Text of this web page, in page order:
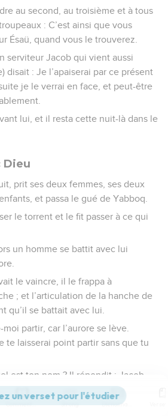
au second, au troisième et à tous
: C’est ainsi que vous
Ésaü, quand vous le trouverez.
serviteur Jacob qui vient aussi
disait : Je l’apaiserai par ce présent
je le verrai en face, et peut-être
lui, et il resta cette nuit-là dans le
Dieu
prit ses deux femmes, ses deux
et passa le gué de Yabboq.
le torrent et le fit passer à ce qui
un homme se battit avec lui
le vaincre, il le frappa à
; et l’articulation de la hanche de
qu’il se battait avec lui.
moi partir, car l’aurore se lève.
te laisserai point partir sans que tu
est ton nom ? Il répondit : Jacob.
ne sera plus le nom qu’on te
tu as lutté avec Dieu et avec des
Commentaires Strong